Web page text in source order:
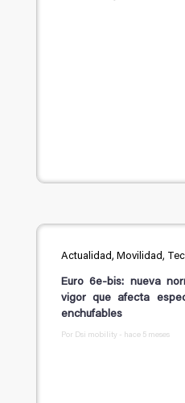
Actualidad, Movilidad,
Euro 6e-bis: nueva
vigor que afecta
enchufables
Por Dsi mobility - hace 5 meses